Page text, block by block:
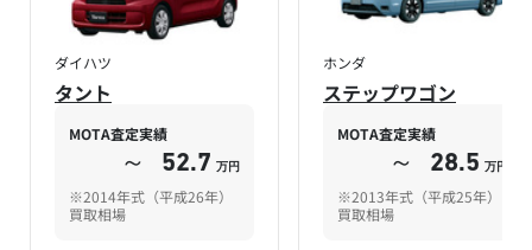
ダイハツ
タント
MOTA査定実績
～ 52.7 万円
※2014年式（平成26年）
買取相場
ホンダ
ステップワゴン
MOTA査定実績
～ 28.5 万円
※2013年式（平成25年）
買取相場